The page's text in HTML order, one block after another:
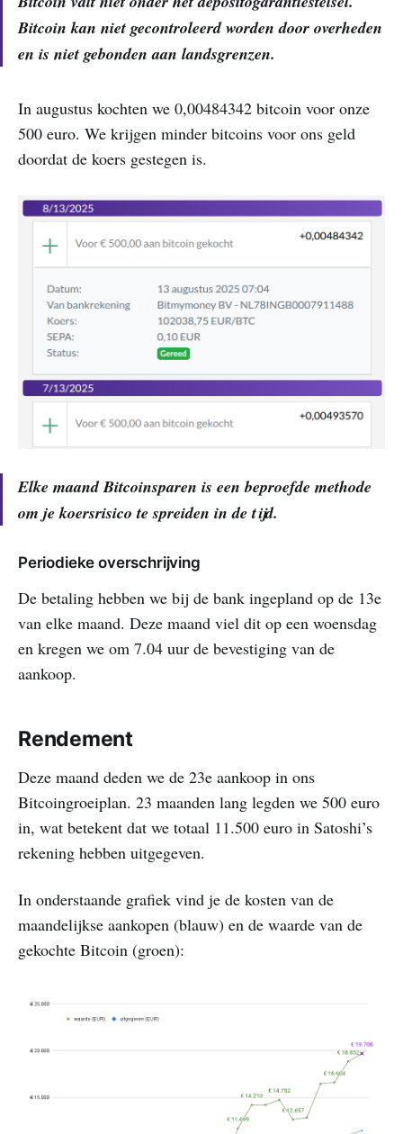
Bitcoin kan niet gecontroleerd worden door overheden
en is niet gebonden aan landsgrenzen.
In augustus kochten we 0,00484342 bitcoin voor onze
500 euro. We krijgen minder bitcoins voor ons geld
doordat de koers gestegen is.
Elke maand Bitcoinsparen is een beproefde methode
om je koersrisico te spreiden in de tijd.
Periodieke overschrijving
De betaling hebben we bij de bank ingepland op de 13e
van elke maand. Deze maand viel dit op een woensdag
en kregen we om 7.04 uur de bevestiging van de
aankoop.
Rendement
Deze maand deden we de 23e aankoop in ons
Bitcoingroeiplan. 23 maanden lang legden we 500 euro
in, wat betekent dat we totaal 11.500 euro in Satoshi’s
rekening hebben uitgegeven.
In onderstaande grafiek vind je de kosten van de
maandelijkse aankopen (blauw) en de waarde van de
gekochte Bitcoin (groen):